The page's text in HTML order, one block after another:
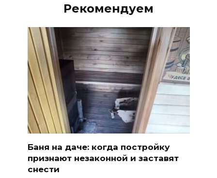
Рекомендуем
Баня на даче: когда постройку
признают незаконной и заставят
снести